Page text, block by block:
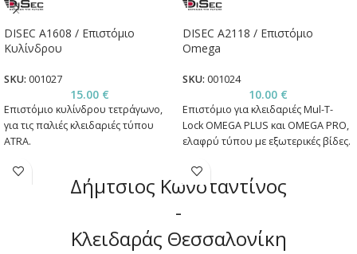
DISEC A1608 / Επιστόμιο
Κυλίνδρου
SKU: 001027
15.00 €
Επιστόμιο κυλίνδρου τετράγωνο,
για τις παλιές κλειδαριές τύπου
ATRA.
DISEC A2118 / Επιστόμιο
Omega
SKU: 001024
10.00 €
Επιστόμιο για κλειδαριές Mul-T-
Lock OMEGA PLUS και OMEGA PRO,
ελαφρύ τύπου με εξωτερικές βίδες.
Δήμτσιος Κωνσταντίνος
-
Κλειδαράς Θεσσαλονίκη